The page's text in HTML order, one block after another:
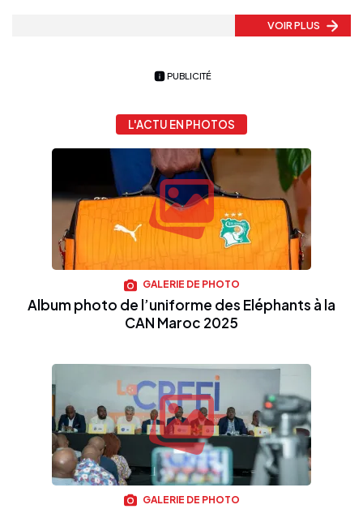
VOIR PLUS
PUBLICITÉ
L'ACTU EN PHOTOS
GALERIE DE PHOTO
Album photo de l’uniforme des Eléphants à la
CAN Maroc 2025
GALERIE DE PHOTO